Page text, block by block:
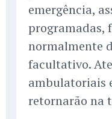
emergência,
programadas,
normalmente
facultativo.
ambulatoriais
retornarão na